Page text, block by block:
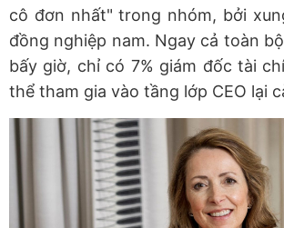
cô đơn nhất" trong nhóm, bởi
đồng nghiệp nam. Ngay cả toàn
bấy giờ, chỉ có 7% giám đốc tài
thể tham gia vào tầng lớp CEO lại